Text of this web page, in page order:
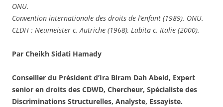
ONU.
Convention internationale des droits de l’enfant (1989). ONU.
CEDH : Neumeister c. Autriche (1968), Labita c. Italie (2000).
Par Cheikh Sidati Hamady
Conseiller du Président d’Ira Biram Dah Abeid, Expert
senior en droits des CDWD, Chercheur, Spécialiste des
Discriminations Structurelles, Analyste, Essayiste.